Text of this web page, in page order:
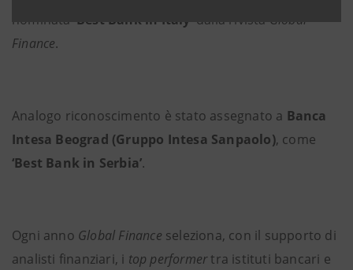
nominata‘Best Bank in Italy’dalla rivistaGlobal
Finance.
Analogo riconoscimento è stato assegnato a Banca
Intesa Beograd (Gruppo Intesa Sanpaolo), come
‘Best Bank in Serbia’.
Ogni anno Global Finance seleziona, con il supporto di
analisti finanziari, i top performertra istituti bancari e